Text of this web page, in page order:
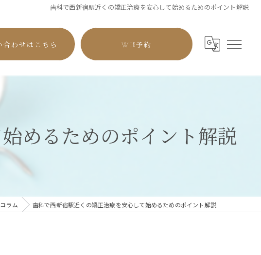
歯科で西新宿駅近くの矯正治療を安心して始めるためのポイント解説
合わせはこちら WEB予約
めるためのポイント解説
コラム 歯科で西新宿駅近くの矯正治療を安心して始めるためのポイント解説